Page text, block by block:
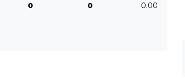
0 0 0.00